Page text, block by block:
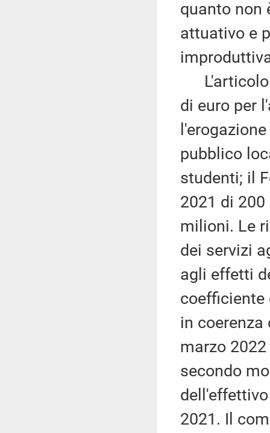
quanto non
attuativo e
L'articolo
di euro per
pubblico
studenti; il
2021 di
milioni. Le
dei servizi
agli effetti
coefficiente
in
marzo
secondo
2021. Il